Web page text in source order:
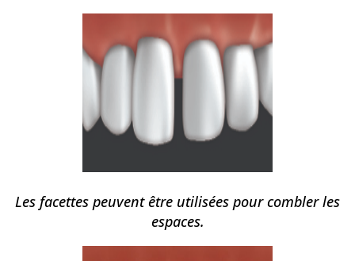
Les facettes peuvent être utilisées pour combler les
espaces.